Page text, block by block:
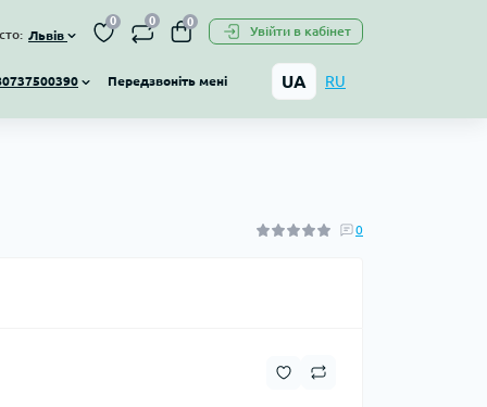
Львів
0 0 0
Увійти в кабінет
Передзвоніть мені UA RU
0